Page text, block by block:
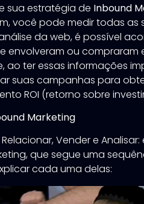
sua estratégia de Inbound
você pode medir todas as
da web, é possível
envolveram ou
ao ter essas informações
suas campanhas para
ROI (retorno sobre
Marketing
Relacionar, Vender e
que segue uma
cada uma delas: